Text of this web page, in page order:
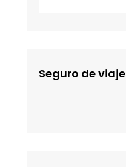
Seguro de viaje